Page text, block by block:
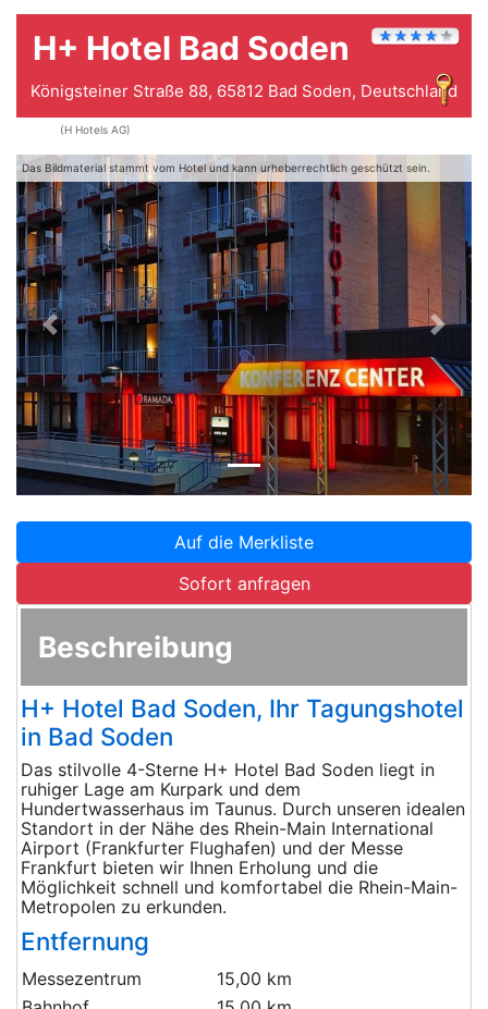
H+ Hotel Bad Soden
Königsteiner Straße 88, 65812 Bad Soden, Deutschland
(H Hotels AG)
Das Bildmaterial stammt vom Hotel und kann urheberrechtlich geschützt sein.
Zurück
Auf die Merkliste
Sofort anfragen
Beschreibung
H+ Hotel Bad Soden, Ihr Tagungshotel
in Bad Soden
Das stilvolle 4-Sterne H+ Hotel Bad Soden liegt in
ruhiger Lage am Kurpark und dem
Hundertwasserhaus im Taunus. Durch unseren idealen
Standort in der Nähe des Rhein-Main International
Airport (Frankfurter Flughafen) und der Messe
Frankfurt bieten wir Ihnen Erholung und die
Möglichkeit schnell und komfortabel die Rhein-Main-
Metropolen zu erkunden.
Entfernung
Messezentrum
15,00 km